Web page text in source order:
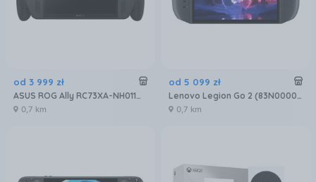
od 3 999 zł
ASUS ROG Ally RC73XA-NH011W Ryzen AI Z2 Extreme
0,7 km
od 5 099 zł
Lenovo Legion Go 2 (83N0000FPB)
0,7 km